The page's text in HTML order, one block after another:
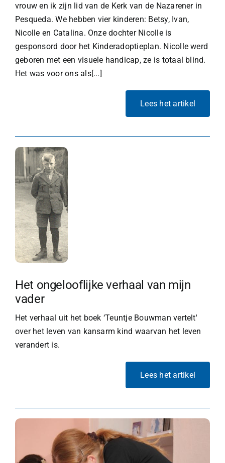
vrouw en ik zijn lid van de Kerk van de Nazarener in
Pesqueda. We hebben vier kinderen: Betsy, Ivan,
Nicolle en Catalina. Onze dochter Nicolle is
gesponsord door het Kinderadoptieplan. Nicolle werd
geboren met een visuele handicap, ze is totaal blind.
Het was voor ons als[...]
Lees het artikel
Het ongelooflijke verhaal van mijn
vader
Het verhaal uit het boek ‘Teuntje Bouwman vertelt'
over het leven van kansarm kind waarvan het leven
verandert is.
Lees het artikel